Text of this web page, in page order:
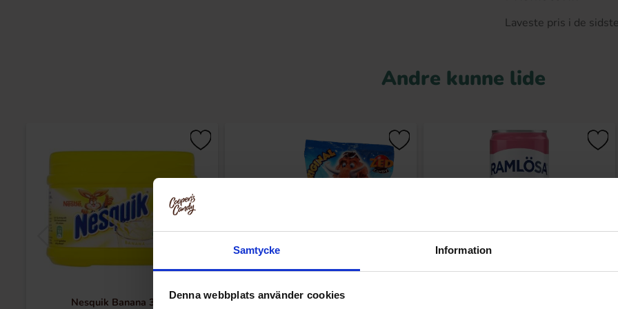
Samtycke Information
Denna webbplats använder cookies
Laveste pris i de
Andre kunne lide
Nesquik Banana 300g Zed Mammouth Jawbreakers 82g